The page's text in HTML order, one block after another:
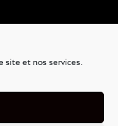
site et nos services.